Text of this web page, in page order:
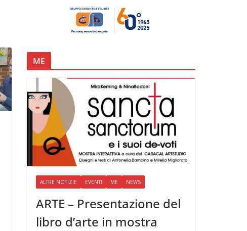
ME
ALTRE NOTIZIE EVENTI ME NEWS
ARTE – Presentazione del
libro d’arte in mostra